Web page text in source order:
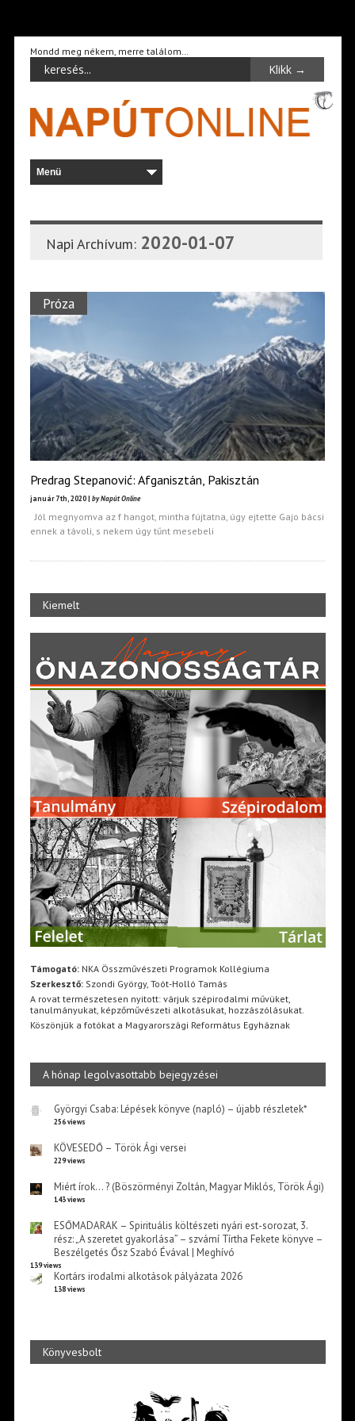
Mondd meg nékem, merre találom…
Napi Archívum: 2020-01-07
Próza
Predrag Stepanović: Afganisztán, Pakisztán
január 7th, 2020 | by Napút Online
Jól megnyomva az f hangot, mintha fújtatna, úgy ejtette Gajo bácsi
ennek a távoli, s nekem úgy tűnt mesebeli
Kiemelt
Támogató:NKA Összművészeti Programok Kollégiuma
Szerkesztő:Szondi György, Toót-Holló Tamás
A rovat természetesen nyitott: várjuk szépirodalmi művüket,
tanulmányukat, képzőművészeti alkotásukat, hozzászólásukat.
Köszönjük a fotókat a Magyarországi Református Egyháznak
A hónap legolvasottabb bejegyzései
Györgyi Csaba: Lépések könyve (napló) – újabb részletek*
256 views
KÖVESEDŐ – Török Ági versei
229 views
Miért írok… ? (Böszörményi Zoltán, Magyar Miklós, Török Ági)
143 views
ESŐMADARAK – Spirituális költészeti nyári est-sorozat, 3.
rész: „A szeretet gyakorlása” – szvámí Tírtha Fekete könyve –
Beszélgetés Ősz Szabó Évával | Meghívó
139 views
Kortárs irodalmi alkotások pályázata 2026
138 views
Könyvesbolt